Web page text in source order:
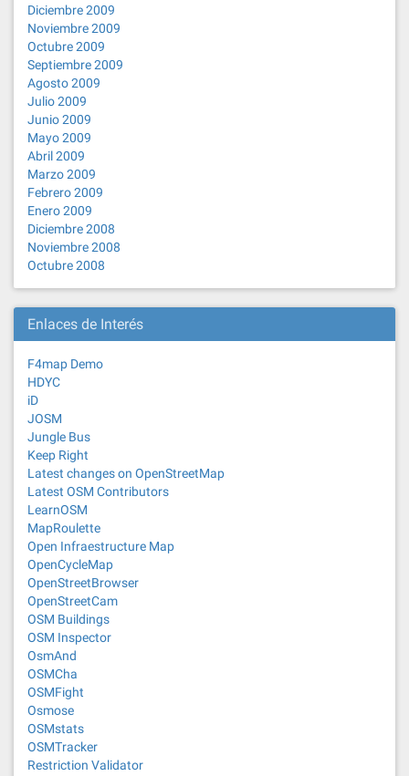
Diciembre 2009
Noviembre 2009
Octubre 2009
Septiembre 2009
Agosto 2009
Julio 2009
Junio 2009
Mayo 2009
Abril 2009
Marzo 2009
Febrero 2009
Enero 2009
Diciembre 2008
Noviembre 2008
Octubre 2008
Enlaces de Interés
F4map Demo
HDYC
iD
JOSM
Jungle Bus
Keep Right
Latest changes on OpenStreetMap
Latest OSM Contributors
LearnOSM
MapRoulette
Open Infraestructure Map
OpenCycleMap
OpenStreetBrowser
OpenStreetCam
OSM Buildings
OSM Inspector
OsmAnd
OSMCha
OSMFight
Osmose
OSMstats
OSMTracker
Restriction Validator